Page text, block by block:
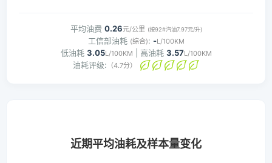
平均油费 0.26元/公里 (按92#汽油7.97元/升)
工信部油耗 (综合): -L/100KM
低油耗 3.05L/100KM | 高油耗 3.57L/100KM
油耗评级: （4.7分）